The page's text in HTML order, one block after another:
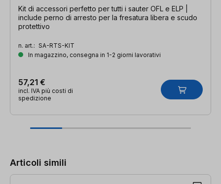
Kit di accessori perfetto per tutti i sauter OFL e ELP |
include perno di arresto per la fresatura libera e scudo
protettivo
n. art.: SA-RTS-KIT
In magazzino, consegna in 1-2 giorni lavorativi
57,21 €
incl. IVA più costi di
spedizione
Articoli simili